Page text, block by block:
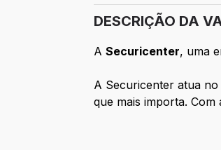
DESCRIÇÃO DA
ASecuricenter, uma
A Securicenter atua
que mais importa.